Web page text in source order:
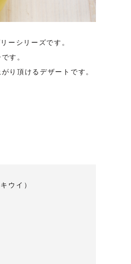
ーシリーズです。
す。
り頂けるデザートです。
ウイ）